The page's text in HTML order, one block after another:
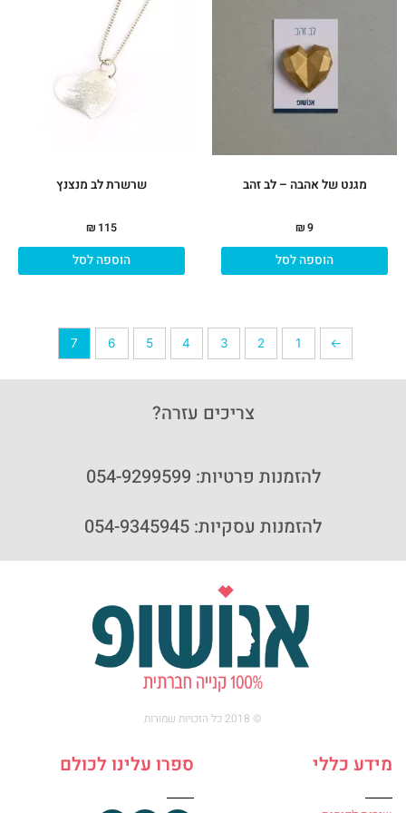
מגנט של אהבה – לב זהב
₪9
הוספה לסל
שרשרת לב מנצנץ
₪ 115
הוספה לסל
→
1
2
3
4
5
6
7
צריכים עזרה?
להזמנות פרטיות: 054-9299599
להזמנות עסקיות: 054-9345945
© 2018 כל הזכויות שמורות
מידע כללי ספרו עלינו לכולם